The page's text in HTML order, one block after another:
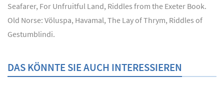
Seafarer, For Unfruitful Land, Riddles from the Exeter Book.
Old Norse: Völuspa, Havamal, The Lay of Thrym, Riddles of
Gestumblindi.
DAS KÖNNTE SIE AUCH INTERESSIEREN